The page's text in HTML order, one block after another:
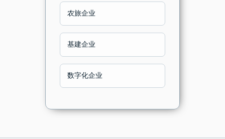
湖北省
湖南省
广东省
农旅企业
基建企业
数字化企业